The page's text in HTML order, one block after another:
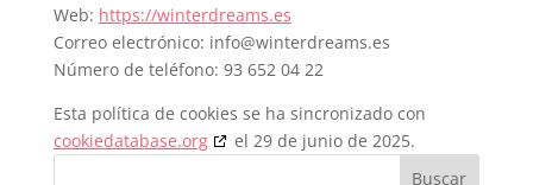
Web: https://winterdreams.es
Correo electrónico: info@winterdreams.es
Número de teléfono: 93 652 04 22
Esta política de cookies se ha sincronizado con
cookiedatabase.org
el 29 de junio de 2025.